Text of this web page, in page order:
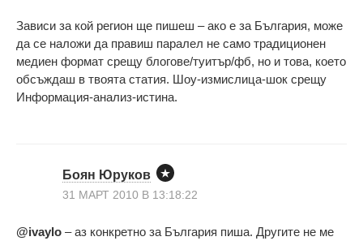
Зависи за кой регион ще пишеш – ако е за България, може
да се наложи да правиш паралел не само традиционен
медиен формат срещу блогове/туитър/фб, но и това, което
обсъждаш в твоята статия. Шоу-измислица-шок срещу
Информация-анализ-истина.
Боян Юруков
31 МАРТ 2010 В 13:18:22
@ivaylo – аз конкретно за България пиша. Другите не ме